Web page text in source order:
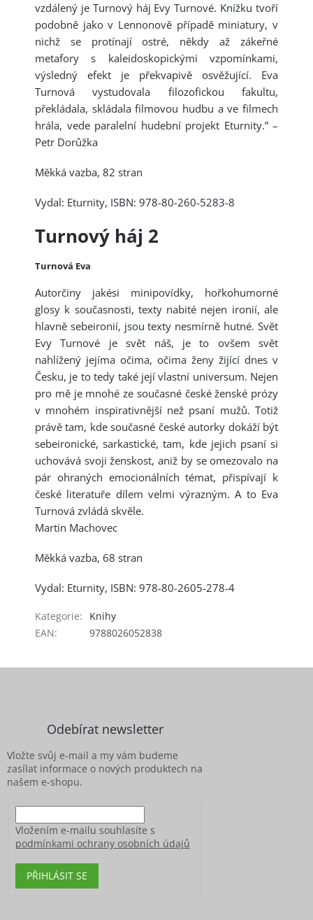
vzdálený je Turnový háj Evy Turnové. Knížku tvoří
podobně jako v Lennonově případě miniatury, v
nichž se protínají ostré, někdy až zákeřné
metafory s kaleidoskopickými vzpomínkami,
výsledný efekt je překvapivě osvěžující. Eva
Turnová vystudovala filozofickou fakultu,
překládala, skládala filmovou hudbu a ve filmech
hrála, vede paralelní hudební projekt Eturnity.” –
Petr Dorůžka
Měkká vazba, 82 stran
Vydal: Eturnity, ISBN: 978-80-260-5283-8
Turnový háj 2
Turnová Eva
Autorčiny jakési minipovídky, hořkohumorné
glosy k současnosti, texty nabité nejen ironií, ale
hlavně sebeironií, jsou texty nesmírně hutné. Svět
Evy Turnové je svět náš, je to ovšem svět
nahlížený jejíma očima, očima ženy žijící dnes v
Česku, je to tedy také její vlastní universum. Nejen
pro mě je mnohé ze současné české ženské prózy
v mnohém inspirativnější než psaní mužů. Totiž
právě tam, kde současné české autorky dokáží být
sebeironické, sarkastické, tam, kde jejich psaní si
uchovává svoji ženskost, aniž by se omezovalo na
pár ohraných emocionálních témat, přispívají k
české literatuře dílem velmi výrazným. A to Eva
Turnová zvládá skvěle.
Martin Machovec
Měkká vazba, 68 stran
Vydal: Eturnity, ISBN: 978-80-2605-278-4
Kategorie:
Knihy
EAN: 9788026052838
Z
Odebírat newsletter
Vložte svůj e-mail a my vám budeme
zasílat informace o nových produktech na
našem e-shopu.
Vložením e-mailu souhlasíte s
podmínkami ochrany osobních údajů
PŘIHLÁSIT SE